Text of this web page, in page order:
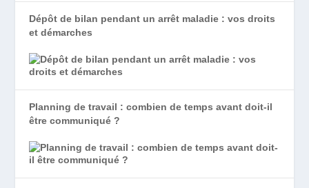
Dépôt de bilan pendant un arrêt maladie : vos droits
et démarches
Planning de travail : combien de temps avant doit-il
être communiqué ?